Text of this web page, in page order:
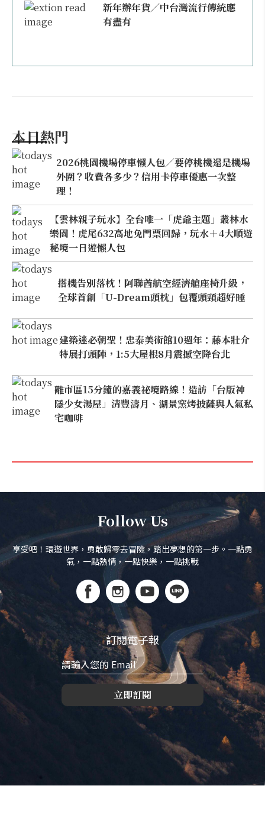
新年辦年貨／中台灣流行傳統應
有盡有
本日熱門
2026桃園機場停車懶人包／要停桃機還是機場
外圍？收費各多少？信用卡停車優惠一次整
理！
【雲林親子玩水】全台唯一「虎爺主題」叢林水
樂園！虎尾632高地免門票回歸，玩水＋4大順遊
秘境一日遊懶人包
搭機告別落枕！阿聯酋航空經濟艙座椅升級，
全球首創「U-Dream頭枕」包覆頭頸超好睡
建築迷必朝聖！忠泰美術館10週年：藤本壯介
特展打頭陣，1:5大屋根8月震撼空降台北
離市區15分鐘的嘉義祕境路線！造訪「台版神
隱少女湯屋」清豐濤月、湖景窯烤披薩與人氣私
宅咖啡
Follow Us
享受吧！環遊世界，勇敢歸零去冒險，踏出夢想的第一步。一點勇
氣，一點熱情，一點快樂，一點挑戰
訂閱電子報
立即訂閱